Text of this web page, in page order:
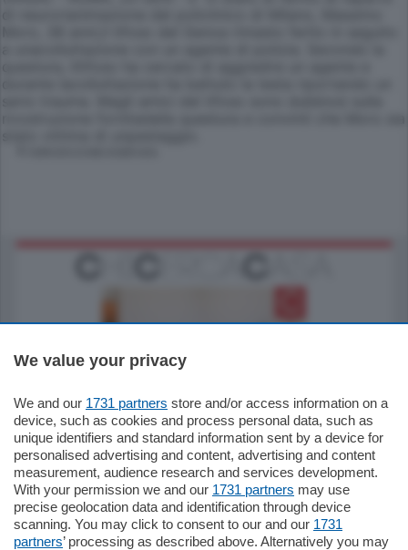
185.000€
Cernobbio - Como
Appartamento
Situato nella tranquilla frazione di Piazza
Santo Stefano, in un contesto riservato e a
pochi minuti …
mq. 80
We value your privacy
We and our 1731 partners store and/or access information on a
device, such as cookies and process personal data, such as
unique identifiers and standard information sent by a device for
personalised advertising and content, advertising and content
measurement, audience research and services development.
With your permission we and our 1731 partners may use
precise geolocation data and identification through device
scanning. You may click to consent to our and our 1731
partners’ processing as described above. Alternatively you may